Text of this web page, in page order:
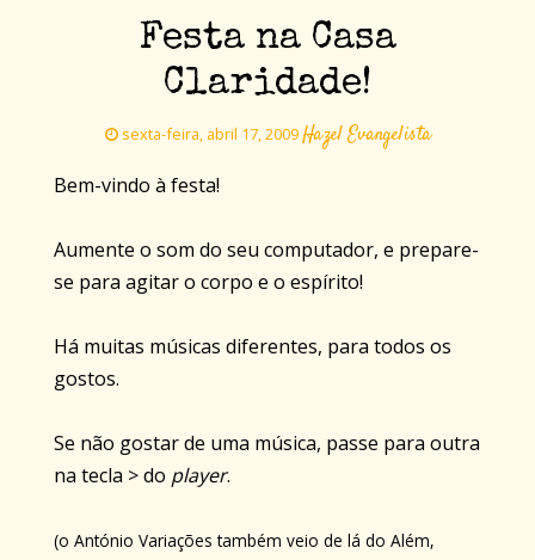
Festa na Casa
Claridade!
sexta-feira, abril 17, 2009Hazel Evangelista
Bem-vindo à festa!
Aumente o som do seu computador, e prepare-
se para agitar o corpo e o espírito!
Há muitas músicas diferentes, para todos os
gostos.
Se não gostar de uma música, passe para outra
na tecla > do player.
(o António Variações também veio de lá do Além,